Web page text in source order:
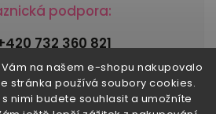
na našem e-shopu nakupovalo
stránka používá soubory cookies.
nimi budete souhlasit a umožníte
podpora:
732 360 821
info@risesnu.cz